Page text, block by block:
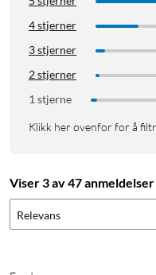
4 stjerner
3 stjerner
2 stjerner
1 stjerne
Klikk her ovenfor for å
Viser 3 av 47 anmeldelser
Relevans